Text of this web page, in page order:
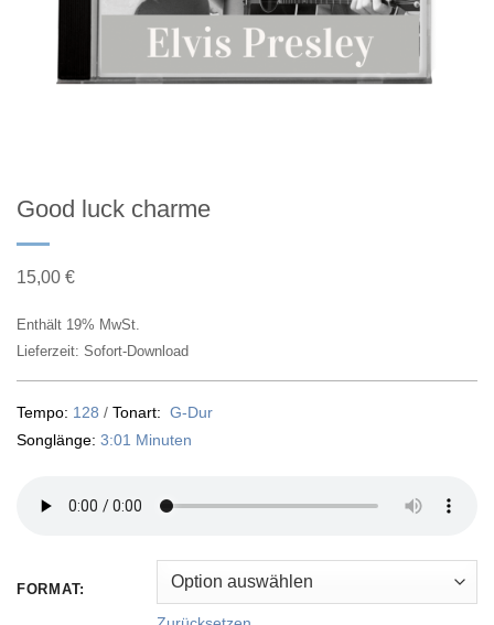
Good luck charme
15,00 €
Enthält 19% MwSt.
Lieferzeit: Sofort-Download
Tempo: 128 / Tonart: G-Dur
Songlänge: 3:01 Minuten
FORMAT: